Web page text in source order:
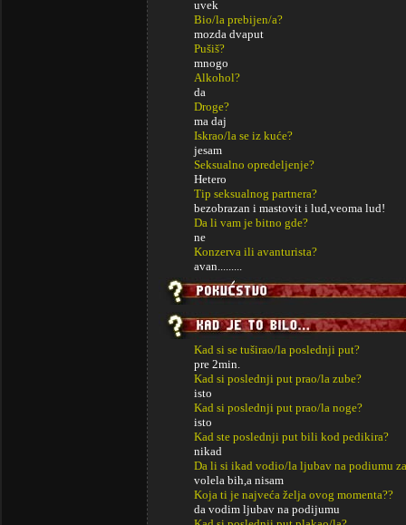
uvek
Bio/la prebijen/a?
mozda dvaput
Pušiš?
mnogo
Alkohol?
da
Droge?
ma daj
Iskrao/la se iz kuće?
jesam
Seksualno opredeljenje?
Hetero
Tip seksualnog partnera?
bezobrazan i mastovit i lud,veoma lud!
Da li vam je bitno gde?
ne
Konzerva ili avanturista?
avan.........
Kad si se tuširao/la poslednji put?
pre 2min.
Kad si poslednji put prao/la zube?
isto
Kad si poslednji put prao/la noge?
isto
Kad ste poslednji put bili kod pedikira?
nikad
Da li si ikad vodio/la ljubav na podiumu
volela bih,a nisam
Koja ti je najveća želja ovog momenta??
da vodim ljubav na podijumu